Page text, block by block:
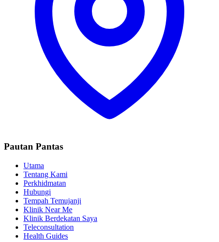
Pautan Pantas
Utama
Tentang Kami
Perkhidmatan
Hubungi
Tempah Temujanji
Klinik Near Me
Klinik Berdekatan Saya
Teleconsultation
Health Guides